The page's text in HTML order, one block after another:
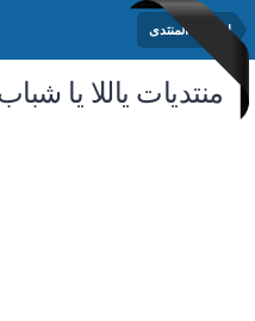
إعلانات المنتدى
منتديات ياللا يا شباب